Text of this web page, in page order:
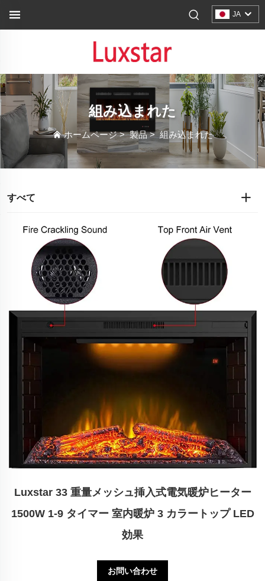
JA
組み込まれた
ホームページ>製品>組み込まれた
すべて
Luxstar 33 重量メッシュ挿入式電気暖炉ヒーター
1500W 1-9 タイマー 室内暖炉 3 カラートップ LED
効果
お問い合わせ